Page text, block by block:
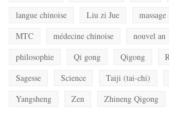
langue chinoise
Liu zi Jue massage
MTC
médecine chinoise nouvel an
philosophie
Qi gong Qigong
Sagesse
Science Taiji (tai-chi)
Yangsheng
Zen Zhineng Qigong